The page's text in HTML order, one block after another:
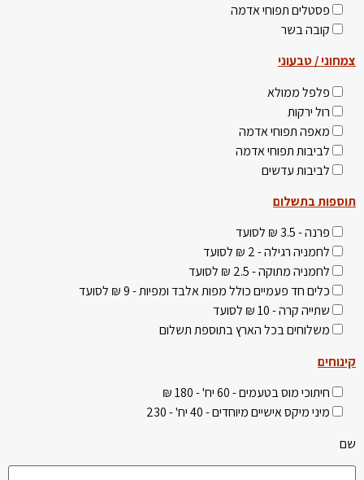
פסטלים תפוחי אדמה
קובה בשר
צמחוני / טבעוני
פלפל ממולא
רול ירקות
מאפה תפוחי אדמה
לביבות תפוחי אדמה
לביבות עדשים
תוספות בתשלום
פרנה - 3.5 ₪ לסועד
לחמניה רגילה - 2 ₪ לסועד
לחמניה מתוקה - 2.5 ₪ לסועד
כלים חד פעמיים כולל מפות אלבד ומפיות - 9 ₪ לסועד
שתייה קרה - 10 ₪ לסועד
משלוחים בכל הארץ בתוספת תשלום
קינוחים
חיתוכי מוס בטעמים - 60 יח' - 180 ₪
מיני מיקס אישיים מיוחדים - 40 יח' - 230
Please leave this field empty.
שם